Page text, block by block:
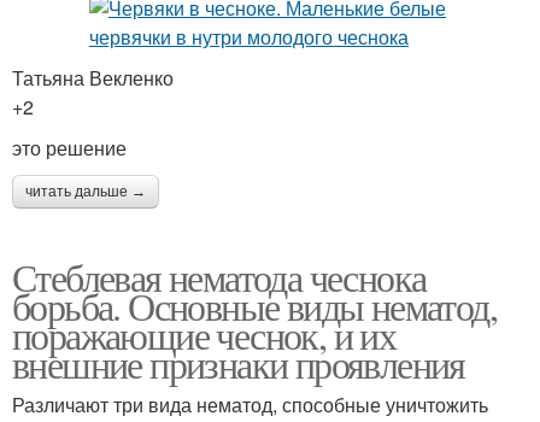
Татьяна Векленко
+2
это решение
читать дальше →
Стеблевая нематода чеснока
борьба. Основные виды нематод,
поражающие чеснок, и их
внешние признаки проявления
Различают три вида нематод, способные уничтожить